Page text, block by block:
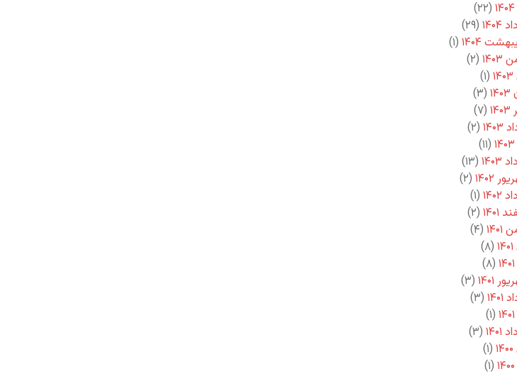
(۲۲)
(۲۹)
۱۴۰۴
(۱)
(۲)
(۱)
(۳)
(۷)
(۲)
(۱۱)
(۱۳)
۱۴۰۲
(۲)
(۱)
۱۴۰۱
(۲)
(۴)
(۸)
(۸)
۱۴۰۱
(۳)
(۳)
(۱)
(۳)
(۱)
(۱)